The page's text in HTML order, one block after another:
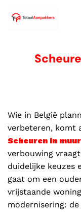
Wie in België
verbeteren, komt
Scheuren in
verbouwing
duidelijke keuzes
gaat om een
vrijstaande
modernisering: